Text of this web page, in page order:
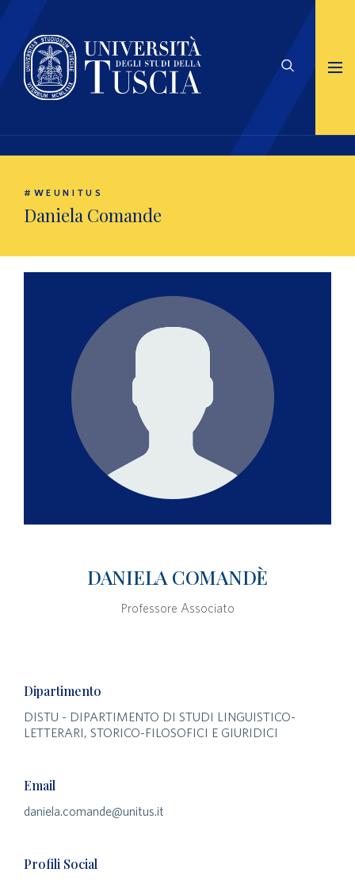
#WEUNITUS
Daniela Comande
DANIELA COMANDÈ
Professore Associato
Dipartimento
DISTU - DIPARTIMENTO DI STUDI LINGUISTICO-
LETTERARI, STORICO-FILOSOFICI E GIURIDICI
Email
daniela.comande@unitus.it
Profili Social